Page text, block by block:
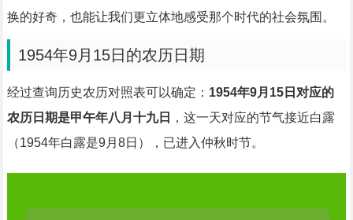
换的好奇，也能让我们更立体地感受那个时代的社会氛围。
1954年9月15日的农历日期
经过查询历史农历对照表可以确定： 1954年9月15日对应的
农历日期是甲午年八月十九日
，这一天对应的节气接近白露
（1954年白露是9月8日），已进入仲秋时节。